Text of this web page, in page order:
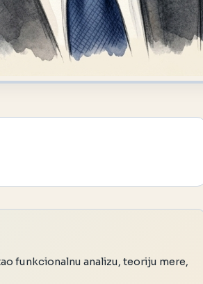
funkcionalnu analizu, teoriju mere,